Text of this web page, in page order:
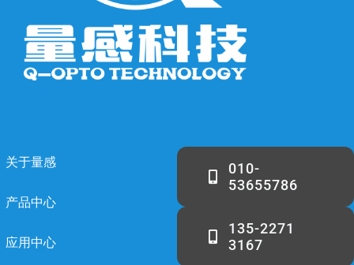
关于量感
产品中心
应用中心
010-
53655786
135-2271
3167